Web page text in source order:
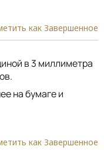
как Завершенное
в 3 миллиметра
на бумаге и
как Завершенное